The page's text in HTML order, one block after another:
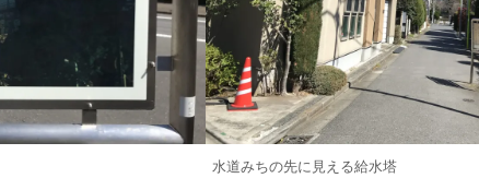
水道みちの先に見える給水塔